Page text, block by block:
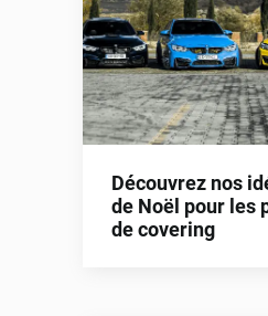
Découvrez nos
de Noël pour les
de covering